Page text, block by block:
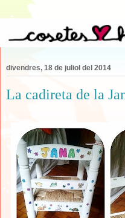
divendres, 18 de juliol del 2014
La cadireta de la